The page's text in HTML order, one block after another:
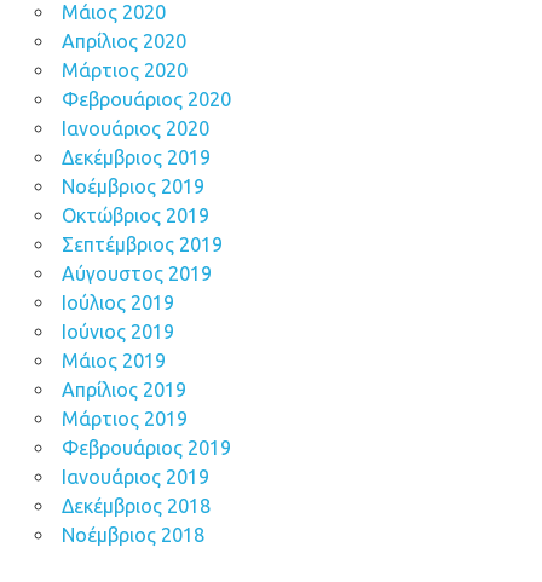
Μάιος 2020
Απρίλιος 2020
Μάρτιος 2020
Φεβρουάριος 2020
Ιανουάριος 2020
Δεκέμβριος 2019
Νοέμβριος 2019
Οκτώβριος 2019
Σεπτέμβριος 2019
Αύγουστος 2019
Ιούλιος 2019
Ιούνιος 2019
Μάιος 2019
Απρίλιος 2019
Μάρτιος 2019
Φεβρουάριος 2019
Ιανουάριος 2019
Δεκέμβριος 2018
Νοέμβριος 2018